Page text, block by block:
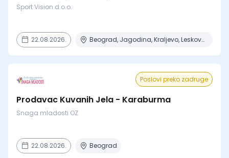
Sport Vision d.o.o.
22.08.2026. Beograd, Jagodina, Kraljevo, Leskovac
Poslovi preko zadruge
Prodavac Kuvanih Jela - Karaburma
Snaga mladosti OZ
22.08.2026. Beograd